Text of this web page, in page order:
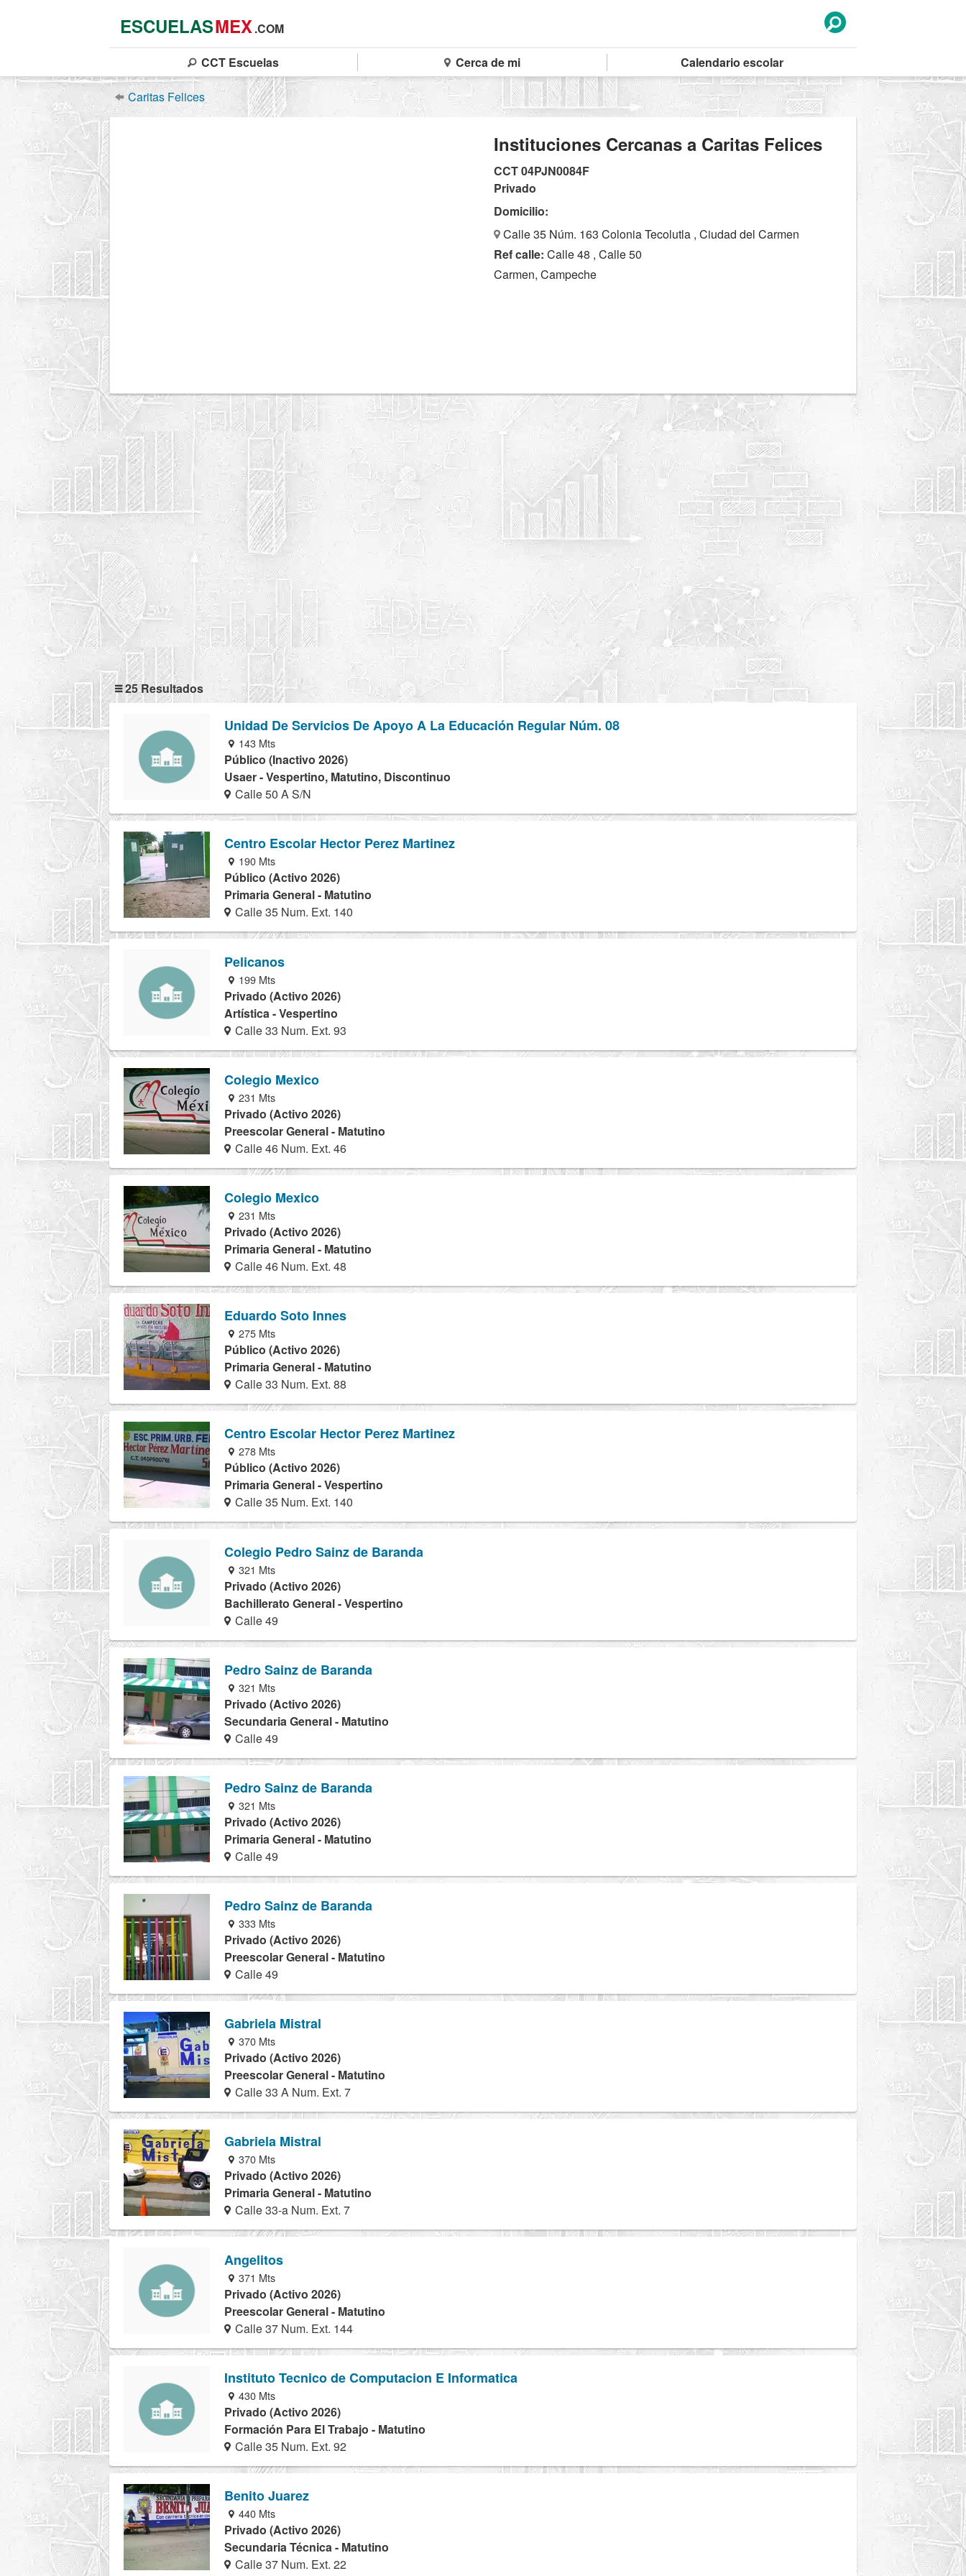
ESCUELASMEX.COM
CCT Escuelas Cerca de mi Calendario escolar
Caritas Felices
Instituciones Cercanas a Caritas Felices
CCT 04PJN0084F
Privado
Domicilio:
Calle 35 Núm. 163 Colonia Tecolutla , Ciudad del Carmen
Ref calle: Calle 48 , Calle 50
Carmen, Campeche
25 Resultados
Unidad De Servicios De Apoyo A La Educación Regular Núm. 08
143 Mts
Público (Inactivo 2026)
Usaer - Vespertino, Matutino, Discontinuo
Calle 50 A S/N
Centro Escolar Hector Perez Martinez
190 Mts
Público (Activo 2026)
Primaria General - Matutino
Calle 35 Num. Ext. 140
Pelicanos
199 Mts
Privado (Activo 2026)
Artística - Vespertino
Calle 33 Num. Ext. 93
Colegio Mexico
231 Mts
Privado (Activo 2026)
Preescolar General - Matutino
Calle 46 Num. Ext. 46
Colegio Mexico
231 Mts
Privado (Activo 2026)
Primaria General - Matutino
Calle 46 Num. Ext. 48
Eduardo Soto Innes
275 Mts
Público (Activo 2026)
Primaria General - Matutino
Calle 33 Num. Ext. 88
Centro Escolar Hector Perez Martinez
278 Mts
Público (Activo 2026)
Primaria General - Vespertino
Calle 35 Num. Ext. 140
Colegio Pedro Sainz de Baranda
321 Mts
Privado (Activo 2026)
Bachillerato General - Vespertino
Calle 49
Pedro Sainz de Baranda
321 Mts
Privado (Activo 2026)
Secundaria General - Matutino
Calle 49
Pedro Sainz de Baranda
321 Mts
Privado (Activo 2026)
Primaria General - Matutino
Calle 49
Pedro Sainz de Baranda
333 Mts
Privado (Activo 2026)
Preescolar General - Matutino
Calle 49
Gabriela Mistral
370 Mts
Privado (Activo 2026)
Preescolar General - Matutino
Calle 33 A Num. Ext. 7
Gabriela Mistral
370 Mts
Privado (Activo 2026)
Primaria General - Matutino
Calle 33-a Num. Ext. 7
Angelitos
371 Mts
Privado (Activo 2026)
Preescolar General - Matutino
Calle 37 Num. Ext. 144
Instituto Tecnico de Computacion E Informatica
430 Mts
Privado (Activo 2026)
Formación Para El Trabajo - Matutino
Calle 35 Num. Ext. 92
Benito Juarez
440 Mts
Privado (Activo 2026)
Secundaria Técnica - Matutino
Calle 37 Num. Ext. 22